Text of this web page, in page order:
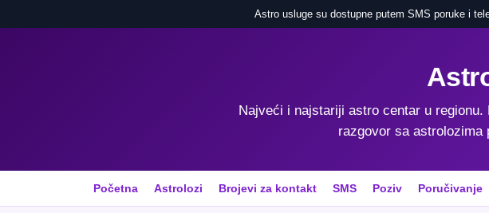
Astro usluge su dostupne putem SMS poruke i
Najveći i najstariji astro centar u
razgovor sa astrolozima
Početna Astrolozi Brojevi za kontakt SMS Poziv Poručivanje